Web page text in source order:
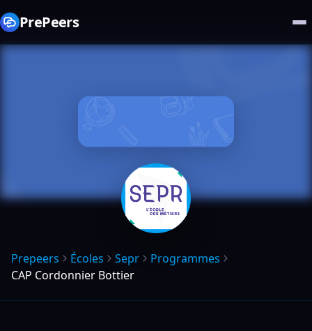
PrePeers
Prepeers Écoles Sepr
Programmes
CAP Cordonnier Bottier